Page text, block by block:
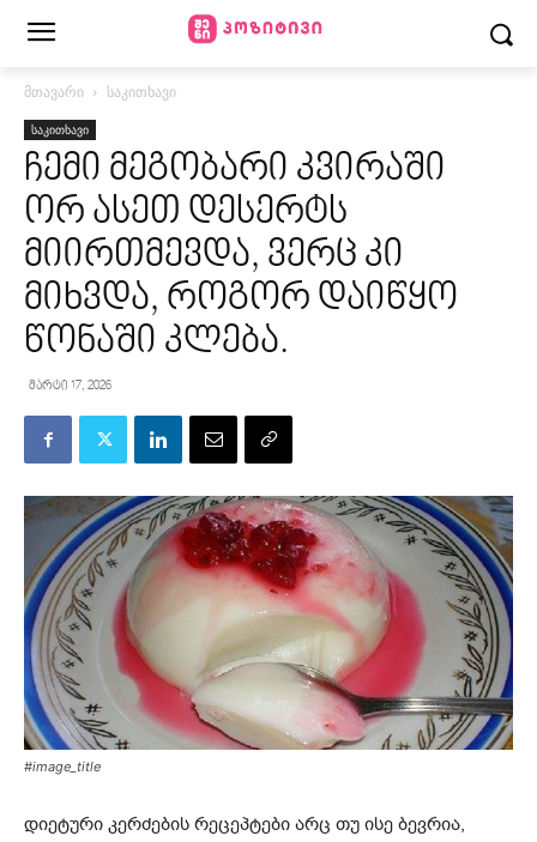
მთავარი საკითხავი
საკითხავი
ჩემი მეგობარი კვირაში
ორ ასეთ დესერტს
მიირთმევდა, ვერც კი
მიხვდა, როგორ დაიწყო
წონაში კლება.
მარტი 17, 2026
#image_title
დიეტური კერძების რეცეპტები არც თუ ისე ბევრია,